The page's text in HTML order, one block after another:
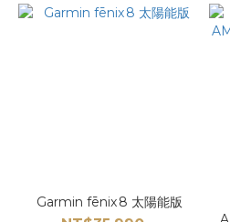
Garmin fēnix 8 太陽能版